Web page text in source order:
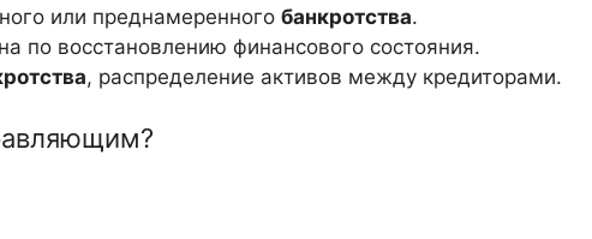
или преднамеренного банкротства.
по восстановлению финансового состояния.
, распределение активов между кредиторами.